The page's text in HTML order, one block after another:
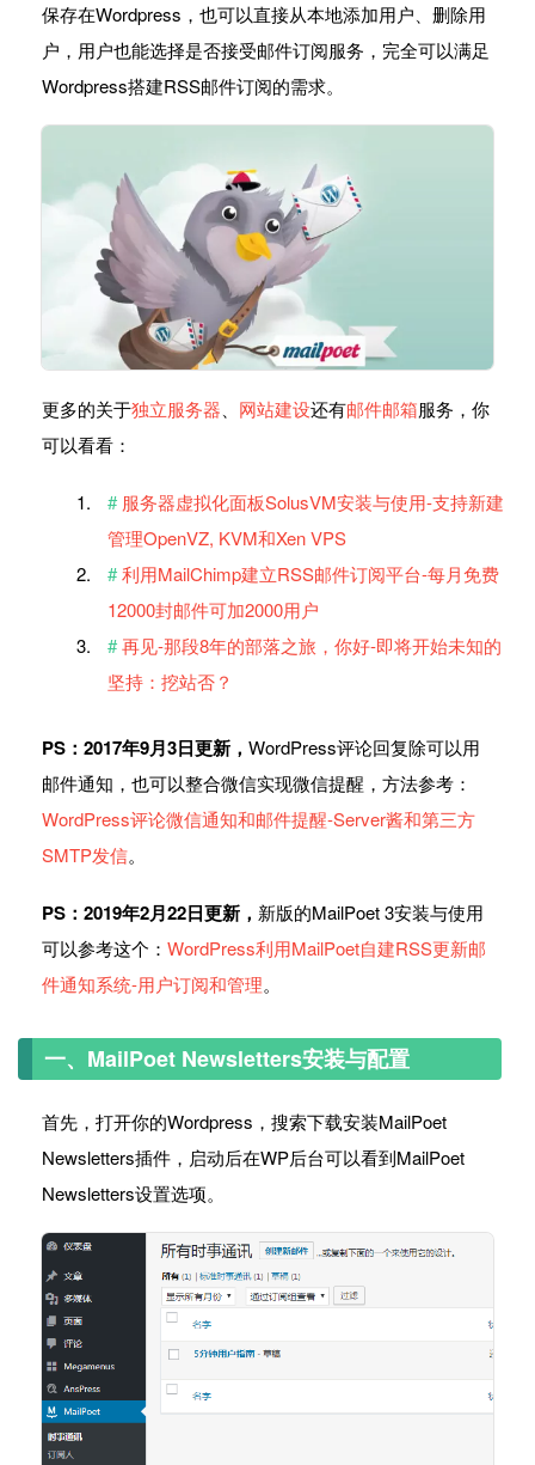
保存在Wordpress，也可以直接从本地添加用户、删除用
户，用户也能选择是否接受邮件订阅服务，完全可以满足
Wordpress搭建RSS邮件订阅的需求。
更多的关于独立服务器 网站建设还有邮件邮箱服务，你
可以看看：
服务器虚拟化面板SolusVM安装与使用-支持新建
管理OpenVZ, KVM和Xen VPS
利用MailChimp建立RSS邮件订阅平台-每月免费
12000封邮件可加2000用户
再见-那段8年的部落之旅，你好-即将开始未知的
坚持：挖站否？
PS：2017年9月3日更新， WordPress评论回复除可以用
邮件通知，也可以整合微信实现微信提醒，方法参考：
WordPress评论微信通知和邮件提醒-Server酱和第三方
SMTP发信。
PS：2019年2月22日更新， 新版的MailPoet 3安装与使用
可以参考这个： WordPress利用MailPoet自建RSS更新邮
件通知系统-用户订阅和管理。
一、MailPoet Newsletters安装与配置
首先，打开你的Wordpress，搜索下载安装MailPoet
Newsletters插件，启动后在WP后台可以看到MailPoet
Newsletters设置选项。